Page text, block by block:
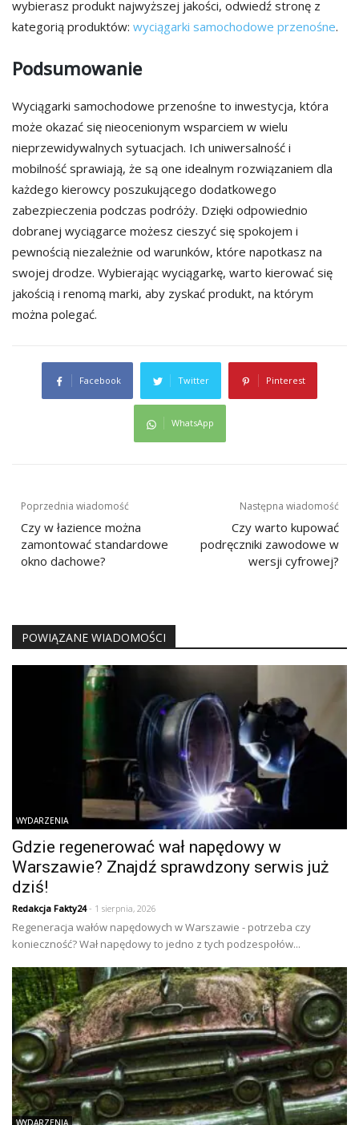
wybierasz produkt najwyższej jakości, odwiedź stronę z
kategorią produktów: wyciągarki samochodowe przenośne.
Podsumowanie
Wyciągarki samochodowe przenośne to inwestycja, która
może okazać się nieocenionym wsparciem w wielu
nieprzewidywalnych sytuacjach. Ich uniwersalność i
mobilność sprawiają, że są one idealnym rozwiązaniem dla
każdego kierowcy poszukującego dodatkowego
zabezpieczenia podczas podróży. Dzięki odpowiednio
dobranej wyciągarce możesz cieszyć się spokojem i
pewnością niezależnie od warunków, które napotkasz na
swojej drodze. Wybierając wyciągarkę, warto kierować się
jakością i renomą marki, aby zyskać produkt, na którym
można polegać.
Facebook Twitter Pinterest
WhatsApp
Nawigacja
wpisu
Poprzednia wiadomość
Czy w łazience można
zamontować standardowe
okno dachowe?
Następna wiadomość
Czy warto kupować
podręczniki zawodowe w
wersji cyfrowej?
POWIĄZANE WIADOMOŚCI
WYDARZENIA
Gdzie regenerować wał napędowy w
Warszawie? Znajdź sprawdzony serwis już
dziś!
Redakcja Fakty24- 1 sierpnia, 2026
Regeneracja wałów napędowych w Warszawie - potrzeba czy
konieczność? Wał napędowy to jedno z tych podzespołów...
WYDARZENIA